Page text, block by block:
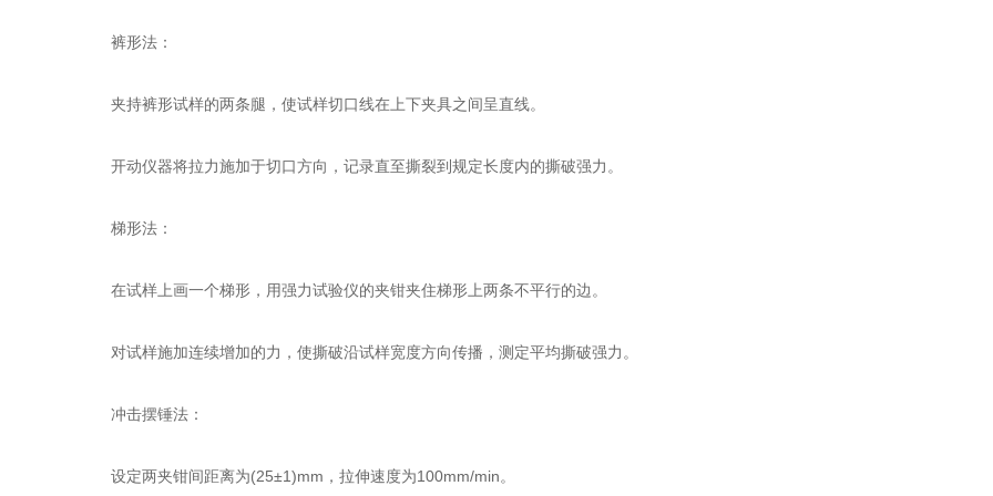
裤形法：
夹持裤形试样的两条腿，使试样切口线在上下夹具之间呈直线。
开动仪器将拉力施加于切口方向，记录直至撕裂到规定长度内的撕破强力。
梯形法：
在试样上画一个梯形，用强力试验仪的夹钳夹住梯形上两条不平行的边。
对试样施加连续增加的力，使撕破沿试样宽度方向传播，测定平均撕破强力。
冲击摆锤法：
设定两夹钳间距离为(25±1)mm，拉伸速度为100mm/min。